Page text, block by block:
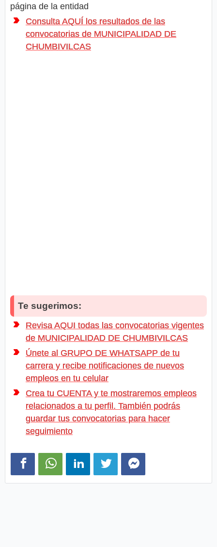
página de la entidad
Consulta AQUÍ los resultados de las
convocatorias de MUNICIPALIDAD DE
CHUMBIVILCAS
Te sugerimos:
Revisa AQUI todas las convocatorias vigentes
de MUNICIPALIDAD DE CHUMBIVILCAS
Únete al GRUPO DE WHATSAPP de tu
carrera y recibe notificaciones de nuevos
empleos en tu celular
Crea tu CUENTA y te mostraremos empleos
relacionados a tu perfil. También podrás
guardar tus convocatorias para hacer
seguimiento